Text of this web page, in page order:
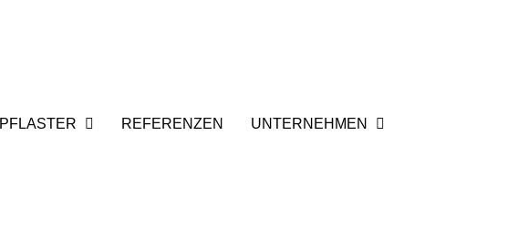
PFLASTER REFERENZEN UNTERNEHMEN